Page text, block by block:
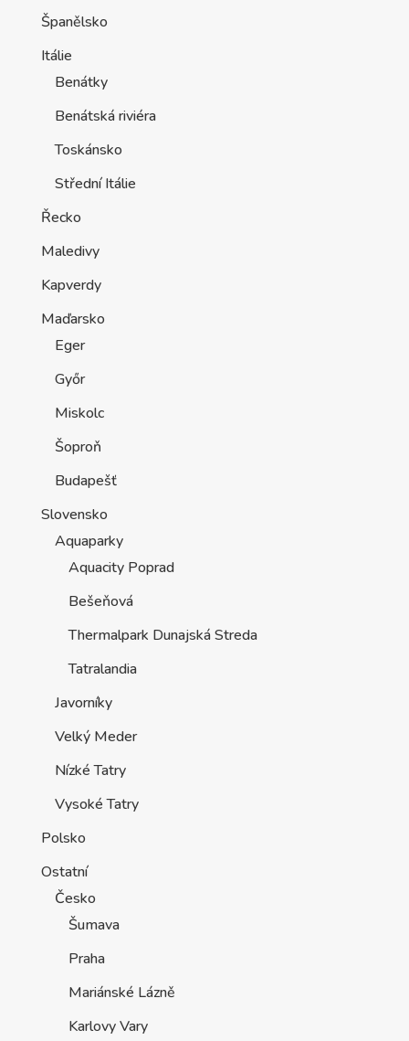
Španělsko
Itálie
Benátky
Benátská riviéra
Toskánsko
Střední Itálie
Řecko
Maledivy
Kapverdy
Maďarsko
Eger
Győr
Miskolc
Šoproň
Budapešť
Slovensko
Aquaparky
Aquacity Poprad
Bešeňová
Thermalpark Dunajská Streda
Tatralandia
Javorníky
Velký Meder
Nízké Tatry
Vysoké Tatry
Polsko
Ostatní
Česko
Šumava
Praha
Mariánské Lázně
Karlovy Vary